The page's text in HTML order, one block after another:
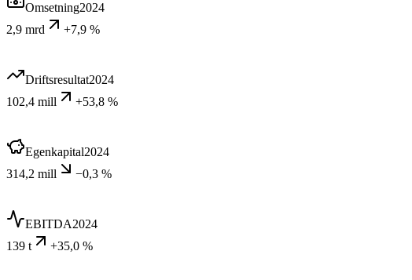
Omsetning2024
2,9 mrd
+7,9 %
Driftsresultat2024
102,4 mill
+53,8 %
Egenkapital2024
314,2 mill
−0,3 %
EBITDA2024
139 t
+35,0 %